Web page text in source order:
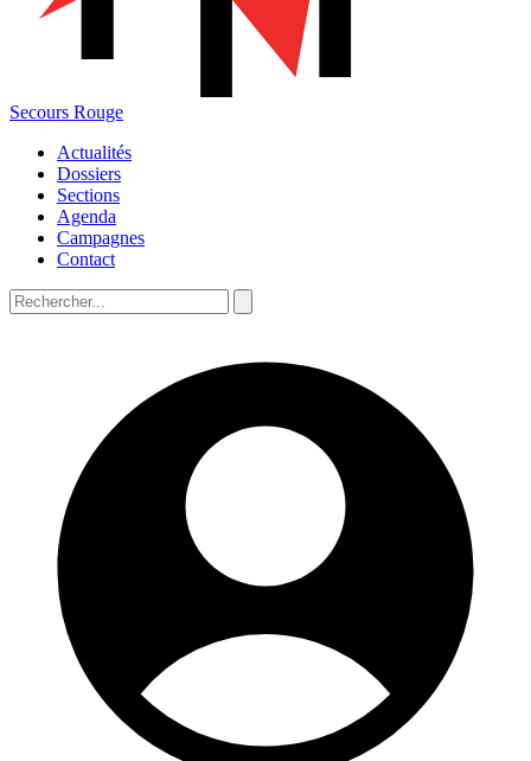
Secours Rouge
Actualités
Dossiers
Sections
Agenda
Campagnes
Contact